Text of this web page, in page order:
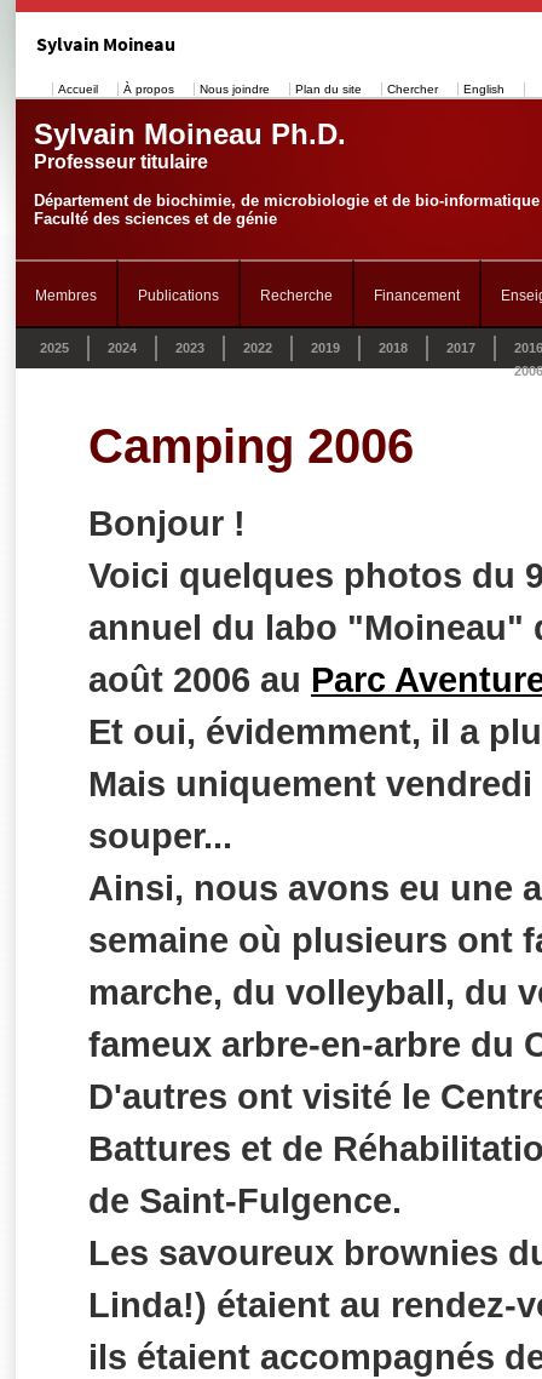
Sylvain Moineau
Accueil À propos Nous joindre Plan du site Chercher English
Sylvain Moineau Ph.D.
Professeur titulaire
Département de biochimie, de microbiologie et de bio-informatique
Faculté des sciences et de génie
Membres Publications Recherche Financement
2025 2024 2023 2022 2019 2018 2017
2016
2006
Camping 2006
Bonjour !
Voici quelques photos du
annuel du labo "Moineau"
août 2006 au Parc
Et oui, évidemment, il a
Mais uniquement
souper...
Ainsi, nous avons eu une
semaine où plusieurs ont
marche, du volleyball, du
fameux arbre-en-arbre du
D'autres ont visité le
Battures et de
de Saint-Fulgence.
Les savoureux brownies
Linda!) étaient au rendez-
ils étaient accompagnés